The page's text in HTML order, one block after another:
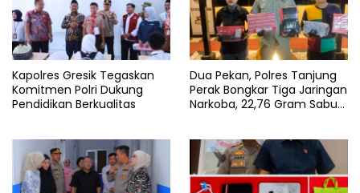
Kapolres Gresik Tegaskan
Komitmen Polri Dukung
Pendidikan Berkualitas
Dua Pekan, Polres Tanjung
Perak Bongkar Tiga Jaringan
Narkoba, 22,76 Gram Sabu